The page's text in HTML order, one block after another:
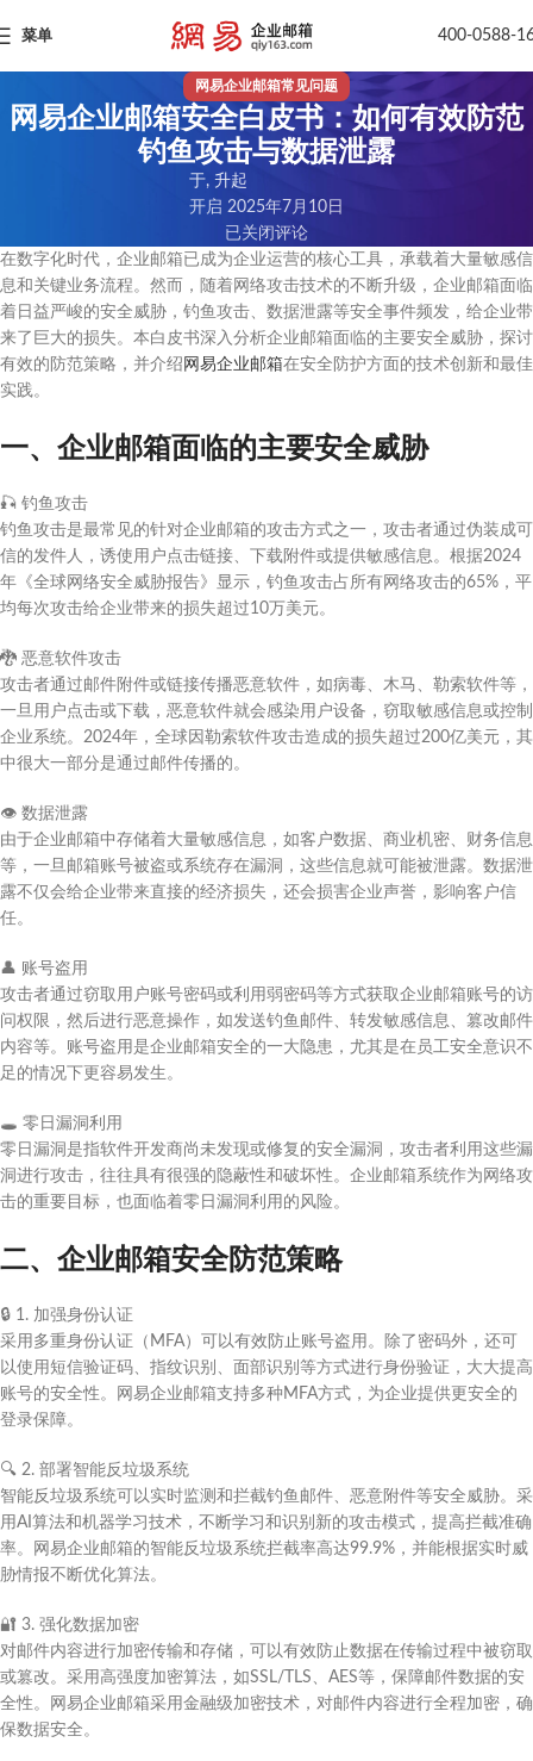
菜单 400-0588-
网易企业邮箱常见问题
网易企业邮箱安全白皮书：如何有效防范
钓鱼攻击与数据泄露
于, 升起
开启 2025年7月10日
已关闭评论
在数字化时代，企业邮箱已成为企业运营的核心工具，承载着大量敏感信
息和关键业务流程。然而，随着网络攻击技术的不断升级，企业邮箱面临
着日益严峻的安全威胁，钓鱼攻击、数据泄露等安全事件频发，给企业带
来了巨大的损失。本白皮书深入分析企业邮箱面临的主要安全威胁，探讨
有效的防范策略，并介绍 网易企业邮箱在安全防护方面的技术创新和最佳
实践。
一、企业邮箱面临的主要安全威胁
🎣 钓鱼攻击
钓鱼攻击是最常见的针对企业邮箱的攻击方式之一，攻击者通过伪装成可
信的发件人，诱使用户点击链接、下载附件或提供敏感信息。根据2024
年《全球网络安全威胁报告》显示，钓鱼攻击占所有网络攻击的65%，平
均每次攻击给企业带来的损失超过10万美元。
🐉 恶意软件攻击
攻击者通过邮件附件或链接传播恶意软件，如病毒、木马、勒索软件等，
一旦用户点击或下载，恶意软件就会感染用户设备，窃取敏感信息或控制
企业系统。2024年，全球因勒索软件攻击造成的损失超过200亿美元，其
中很大一部分是通过邮件传播的。
👁️ 数据泄露
由于企业邮箱中存储着大量敏感信息，如客户数据、商业机密、财务信息
等，一旦邮箱账号被盗或系统存在漏洞，这些信息就可能被泄露。数据泄
露不仅会给企业带来直接的经济损失，还会损害企业声誉，影响客户信
任。
👤 账号盗用
攻击者通过窃取用户账号密码或利用弱密码等方式获取企业邮箱账号的访
问权限，然后进行恶意操作，如发送钓鱼邮件、转发敏感信息、篡改邮件
内容等。账号盗用是企业邮箱安全的一大隐患，尤其是在员工安全意识不
足的情况下更容易发生。
🕳️ 零日漏洞利用
零日漏洞是指软件开发商尚未发现或修复的安全漏洞，攻击者利用这些漏
洞进行攻击，往往具有很强的隐蔽性和破坏性。企业邮箱系统作为网络攻
击的重要目标，也面临着零日漏洞利用的风险。
二、企业邮箱安全防范策略
🔒 1. 加强身份认证
采用多重身份认证（MFA）可以有效防止账号盗用。除了密码外，还可
以使用短信验证码、指纹识别、面部识别等方式进行身份验证，大大提高
账号的安全性。网易企业邮箱支持多种MFA方式，为企业提供更安全的
登录保障。
🔍 2. 部署智能反垃圾系统
智能反垃圾系统可以实时监测和拦截钓鱼邮件、恶意附件等安全威胁。采
用AI算法和机器学习技术，不断学习和识别新的攻击模式，提高拦截准确
率。网易企业邮箱的智能反垃圾系统拦截率高达99.9%，并能根据实时威
胁情报不断优化算法。
🔐 3. 强化数据加密
对邮件内容进行加密传输和存储，可以有效防止数据在传输过程中被窃取
或篡改。采用高强度加密算法，如SSL/TLS、AES等，保障邮件数据的安
全性。网易企业邮箱采用金融级加密技术，对邮件内容进行全程加密，确
保数据安全。